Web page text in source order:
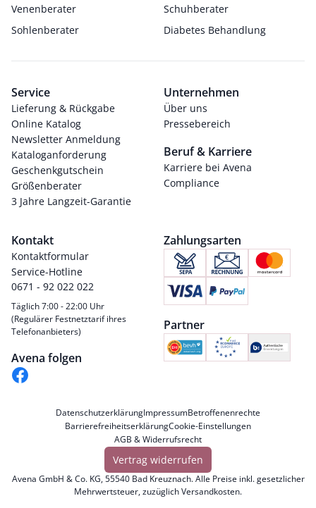
Venenberater
Schuhberater
Sohlenberater
Diabetes Behandlung
Service
Lieferung & Rückgabe
Online Katalog
Newsletter Anmeldung
Kataloganforderung
Geschenkgutschein
Größenberater
3 Jahre Langzeit-Garantie
Unternehmen
Über uns
Pressebereich
Beruf & Karriere
Karriere bei Avena
Compliance
Kontakt
Kontaktformular
Service-Hotline
0671 - 92 022 022
Täglich 7:00 - 22:00 Uhr
(Regulärer Festnetztarif ihres
Telefonanbieters)
Avena folgen
Zahlungsarten
Partner
DatenschutzerklärungImpressumBetroffenenrechte
BarrierefreiheitserklärungCookie-Einstellungen
AGB & Widerrufsrecht
Vertrag widerrufen
Avena GmbH & Co. KG, 55540 Bad Kreuznach. Alle Preise inkl. gesetzlicher
Mehrwertsteuer, zuzüglichVersandkosten.